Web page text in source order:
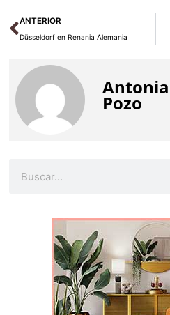
Ant
ANTERIOR
Düsseldorf en Renania Alemania
Pozo